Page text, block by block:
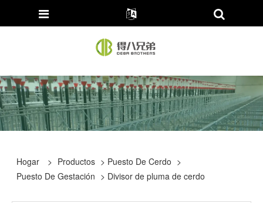
Hogar > Productos > Puesto De Cerdo >
Puesto De Gestación > Divisor de pluma de cerdo